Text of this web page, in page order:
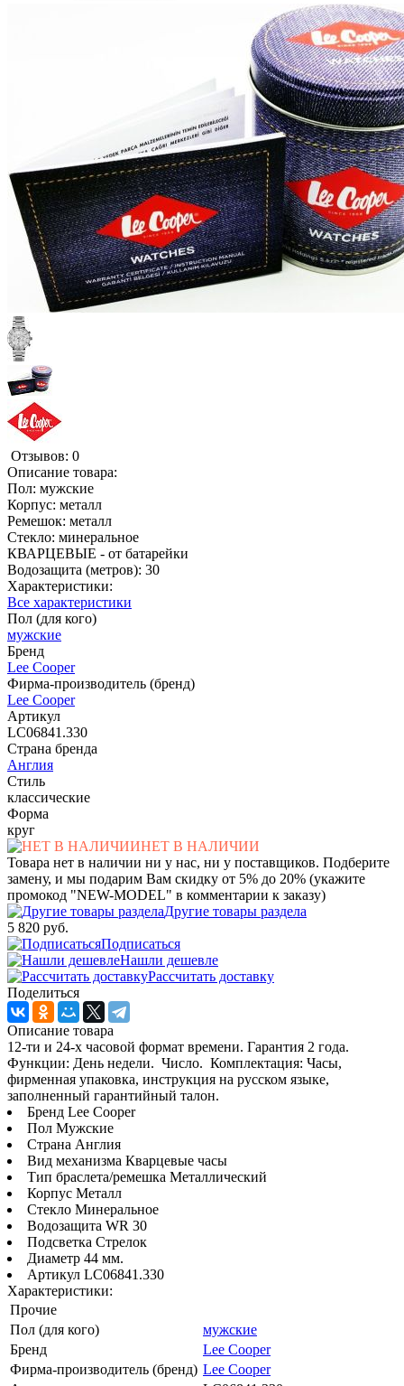
Отзывов: 0
Описание товара:
Пол: мужские
Корпус: металл
Ремешок: металл
Стекло: минеральное
КВАРЦЕВЫЕ - от батарейки
Водозащита (метров): 30
Характеристики:
Все характеристики
Пол (для кого)
мужские
Бренд
Lee Cooper
Фирма-производитель (бренд)
Lee Cooper
Артикул
LC06841.330
Страна бренда
Англия
Стиль
классические
Форма
круг
НЕТ В НАЛИЧИИ
Товара нет в наличии ни у нас, ни у поставщиков. Подберите
замену, и мы подарим Вам скидку от 5% до 20% (укажите
промокод "NEW-MODEL" в комментарии к заказу)
Другие товары раздела
5 820 руб.
Подписаться
Нашли дешевле
Рассчитать доставку
Поделиться
Описание товара
12-ти и 24-х часовой формат времени. Гарантия 2 года.
Функции: День недели. Число. Комплектация: Часы,
фирменная упаковка, инструкция на русском языке,
заполненный гарантийный талон.
Бренд Lee Cooper
Пол Мужские
Страна Англия
Вид механизма Кварцевые часы
Тип браслета/ремешка Металлический
Корпус Металл
Стекло Минеральное
Водозащита WR 30
Подсветка Стрелок
Диаметр 44 мм.
Артикул LC06841.330
Характеристики:
Прочие
Пол (для кого)
мужские
Бренд
Lee Cooper
Фирма-производитель (бренд) Lee Cooper